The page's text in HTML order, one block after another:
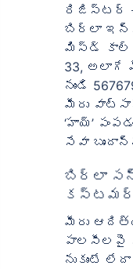
రిజిస్టర్
బిర్లా
మిస్డ్ కాల్
33, అలాగే
నుండి
మీరు
‘హాయ్’
సేవా
బిర్లా
మీరు
పాలసీలపై
నుకుంటే